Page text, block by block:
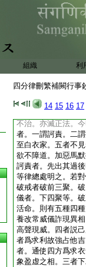
組織 利
四分律刪繁補闕行事
14 15 16 17
調伏。及惡馬治默
多不行此。若聞正
穢淨心。有過之徒
折伏。相雖調順。
彼微言重光像運。
四分中凡欲治罰擧
自恣法。又須三根
犯者聽可然後擧之
違上法擧不知時。
不治。亦滅正法。
者。一謂訶責。二
至白衣家。五者不
欲不障道。加惡馬
訶責者。先出其過
等律總處明之。若
破戒者破前三聚。
儀者。下四聚等。
活命。則有五種四
養改常威儀詐現異
高聲現威。四者説
者爲求利故強占他
者。通使四方爲求
象盈虚之相。三者